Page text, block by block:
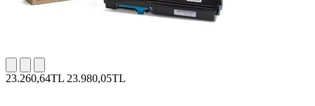
23.260,64TL 23.980,05TL